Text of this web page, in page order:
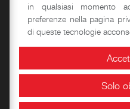
Laboratori
in qualsiasi momento
preferenze nella pagina
di queste tecnologie
Solo